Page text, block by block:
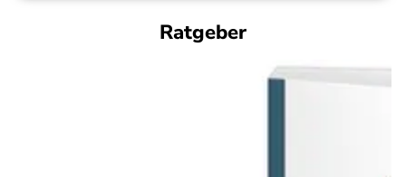
Ratgeber